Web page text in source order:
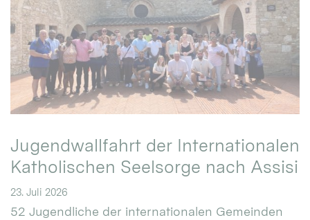
Jugendwallfahrt der Internationalen
Katholischen Seelsorge nach Assisi
23. Juli 2026
52 Jugendliche der internationalen Gemeinden